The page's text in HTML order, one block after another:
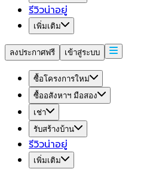
รีวิวน่าอยู่
เพิ่มเติม
ลงประกาศฟรี เข้าสู่ระบบ
ซื้อโครงการใหม่
ซื้ออสังหาฯ มือสอง
เช่า
รับสร้างบ้าน
รีวิวน่าอยู่
เพิ่มเติม